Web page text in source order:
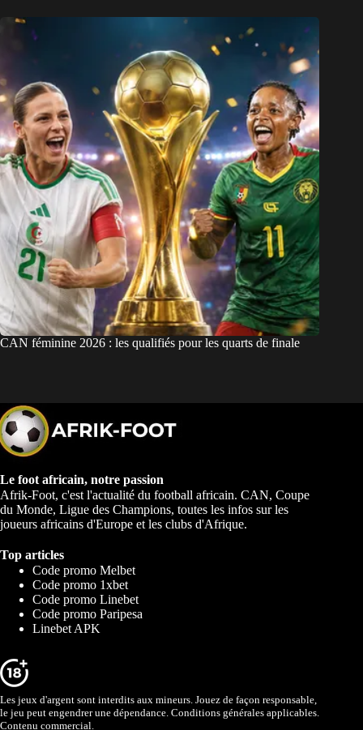
CAN féminine 2026 : les qualifiés pour les quarts de finale
Le foot africain, notre passion
Afrik-Foot, c'est l'actualité du football africain. CAN, Coupe
du Monde, Ligue des Champions, toutes les infos sur les
joueurs africains d'Europe et les clubs d'Afrique.
Top articles
Code promo Melbet
Code promo 1xbet
Code promo Linebet
Code promo Paripesa
Linebet APK
Les jeux d'argent sont interdits aux mineurs. Jouez de façon responsable,
le jeu peut engendrer une dépendance. Conditions générales applicables.
Contenu commercial.